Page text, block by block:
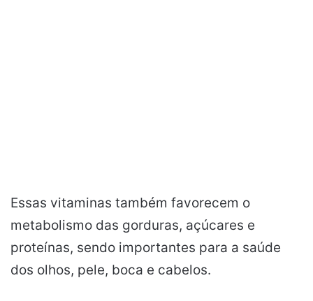
Essas vitaminas também favorecem o
metabolismo das gorduras, açúcares e
proteínas, sendo importantes para a saúde
dos olhos, pele, boca e cabelos.